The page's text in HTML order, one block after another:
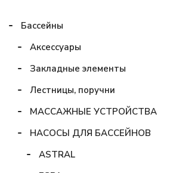
Бассейны
Аксессуары
Закладные элементы
Лестницы, поручни
МАССАЖНЫЕ УСТРОЙСТВА
НАСОСЫ ДЛЯ БАССЕЙНОВ
ASTRAL